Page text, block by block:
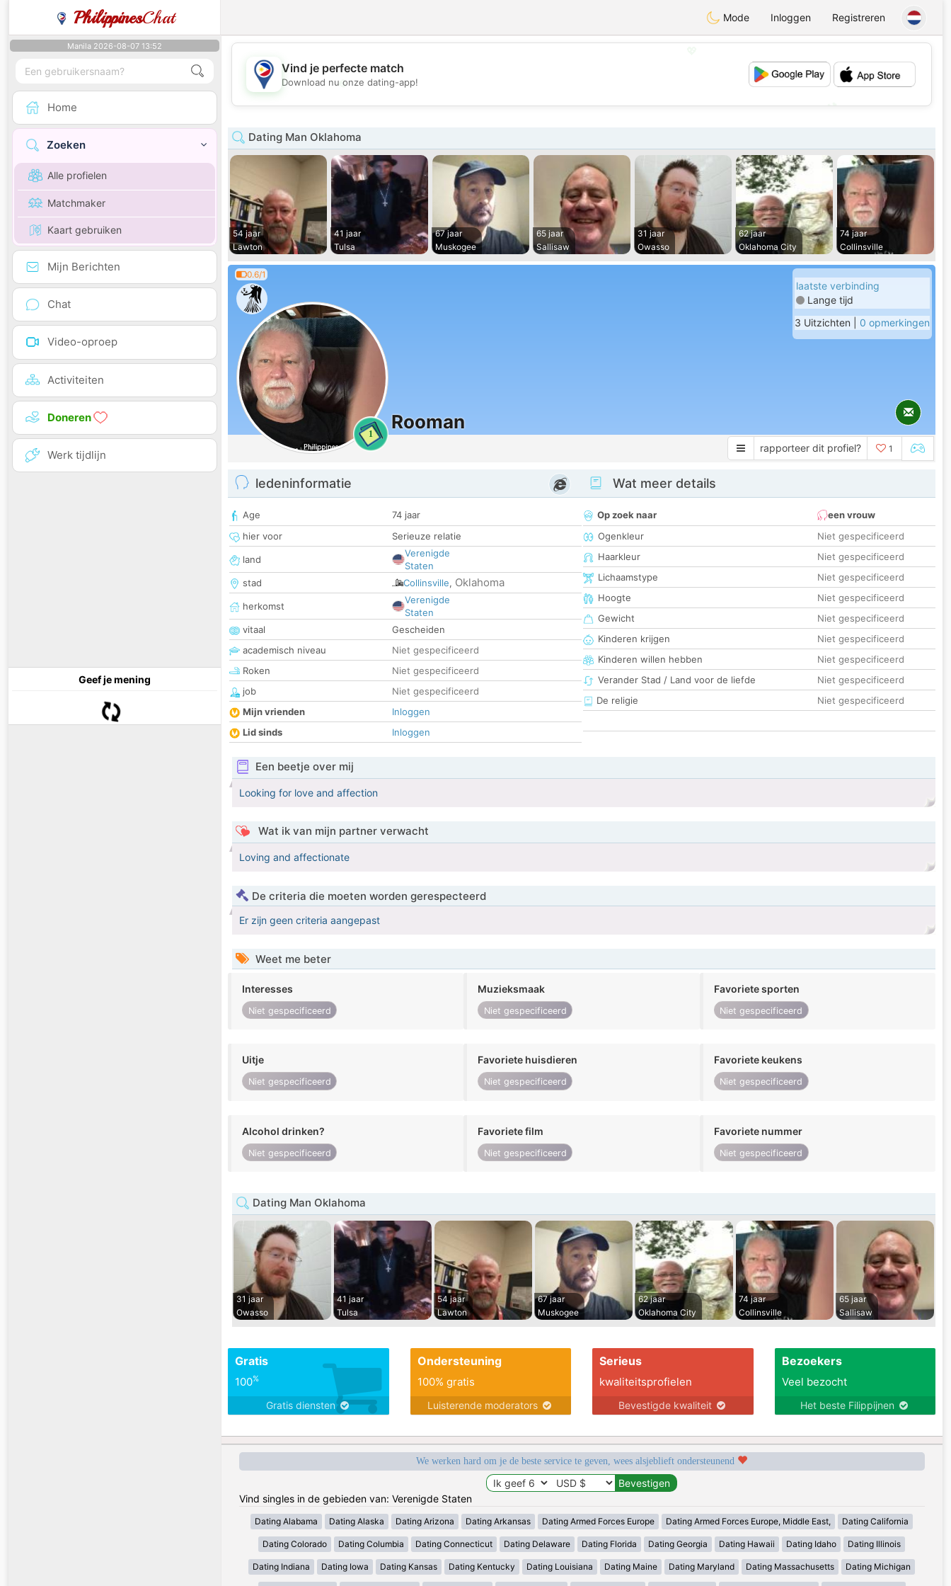
PhilippinesChat Mode Inloggen Registreren
Manila 2026-08-07 13:52
Home
Zoeken
Alle profielen
Matchmaker
Kaart gebruiken
Mijn Berichten
Chat
Video-oproep
Activiteiten
Doneren
Werk tijdlijn
Geef je mening
💕
Vind je perfecte match
Download nu onze dating-app!
Dating Man Oklahoma
54 jaar
Lawton
41 jaar
Tulsa
67 jaar
Muskogee
65 jaar
Sallisaw
31 jaar
Owasso
62 jaar
Oklahoma City
74 jaar
Collinsville
0.6/1
1
Rooman
laatste verbinding
Lange tijd
3 Uitzichten | 0 opmerkingen
rapporteer dit profiel? 1
ledeninformatie
Age
74 jaar
hier voor
Serieuze relatie
land
Verenigde
Staten
stad
Collinsville, Oklahoma
herkomst
Verenigde
Staten
vitaal
Gescheiden
academisch niveau
Niet gespecificeerd
Roken
Niet gespecificeerd
job
Niet gespecificeerd
Mijn vrienden
Inloggen
Lid sinds
Inloggen
Wat meer details
Op zoek naar
een vrouw
Ogenkleur
Niet gespecificeerd
Haarkleur
Niet gespecificeerd
Lichaamstype
Niet gespecificeerd
Hoogte
Niet gespecificeerd
Gewicht
Niet gespecificeerd
Kinderen krijgen
Niet gespecificeerd
Kinderen willen hebben
Niet gespecificeerd
Verander Stad / Land voor de liefde
Niet gespecificeerd
De religie
Niet gespecificeerd
Een beetje over mij
Looking for love and affection
Wat ik van mijn partner verwacht
Loving and affectionate
De criteria die moeten worden gerespecteerd
Er zijn geen criteria aangepast
Weet me beter
Interesses
Niet gespecificeerd
Muzieksmaak
Niet gespecificeerd
Favoriete sporten
Niet gespecificeerd
Uitje
Niet gespecificeerd
Favoriete huisdieren
Niet gespecificeerd
Favoriete keukens
Niet gespecificeerd
Alcohol drinken?
Niet gespecificeerd
Favoriete film
Niet gespecificeerd
Favoriete nummer
Niet gespecificeerd
Dating Man Oklahoma
31 jaar
Owasso
41 jaar
Tulsa
54 jaar
Lawton
67 jaar
Muskogee
62 jaar
Oklahoma City
74 jaar
Collinsville
65 jaar
Sallisaw
Gratis
100%
Gratis diensten
Ondersteuning
100% gratis
Luisterende moderators
Serieus
kwaliteitsprofielen
Bevestigde kwaliteit
Bezoekers
Veel bezocht
Het beste Filippijnen
We werken hard om je de beste service te geven, wees alsjeblieft ondersteunend
Vind singles in de gebieden van: Verenigde Staten
Dating Alabama Dating Alaska Dating Arizona Dating Arkansas Dating Armed Forces Europe Dating Armed Forces Europe, Middle East, Dating California
Dating Colorado Dating Columbia Dating Connecticut Dating Delaware Dating Florida Dating Georgia Dating Hawaii Dating Idaho Dating Illinois
Dating Indiana Dating Iowa Dating Kansas Dating Kentucky Dating Louisiana Dating Maine Dating Maryland Dating Massachusetts Dating Michigan